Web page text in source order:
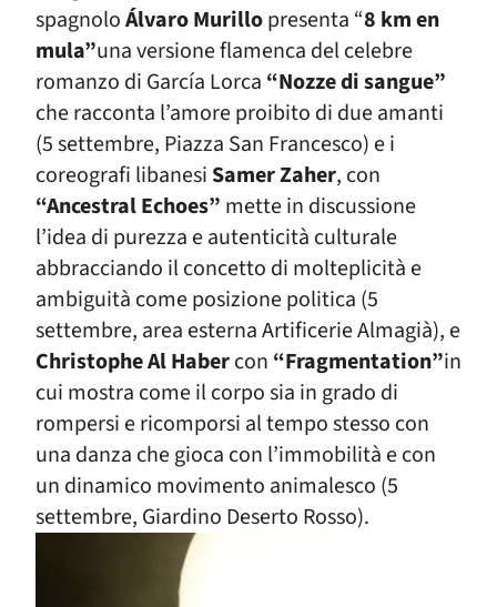
spagnoloÁlvaro Murillopresenta “8 km en
mula”una versione flamenca del celebre
romanzo di García Lorca “Nozze di sangue”
che racconta l’amore proibito di due amanti
(5 settembre, Piazza San Francesco) e i
coreografi libanesi Samer Zaher, con
“Ancestral Echoes” mette in discussione
l’idea di purezza e autenticità culturale
abbracciando il concetto di molteplicità e
ambiguità come posizione politica (5
settembre, area esterna Artificerie Almagià), e
Christophe Al Habercon “Fragmentation”in
cui mostra come il corpo sia in grado di
rompersi e ricomporsi al tempo stesso con
una danza che gioca con l’immobilità e con
un dinamico movimento animalesco (5
settembre, Giardino Deserto Rosso).